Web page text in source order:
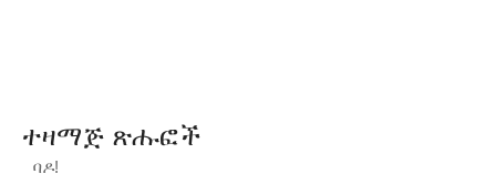
ተዛማጅ ጽሑፎች
ባዶ!